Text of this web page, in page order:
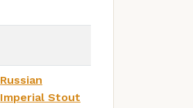
Russian
Imperial Stout